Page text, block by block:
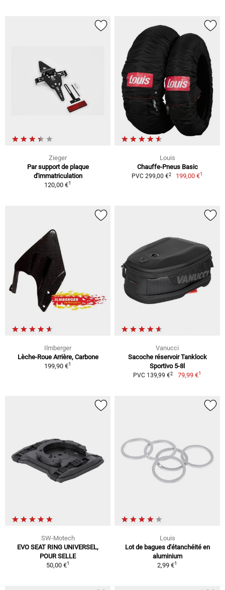
Zieger
Par support de plaque
d'immatriculation
120,00 €1
Louis
Chauffe-Pneus Basic
PVC 299,00 €2 199,00 €1
Ilmberger
Lèche-Roue Arrière, Carbone
199,90 €1
Vanucci
Sacoche réservoir Tanklock
Sportivo 5-8l
PVC 139,99 €2 79,99 €1
SW-Motech
EVO SEAT RING UNIVERSEL,
POUR SELLE
50,00 €1
Louis
Lot de bagues d'étanchéité en
aluminium
2,99 €1